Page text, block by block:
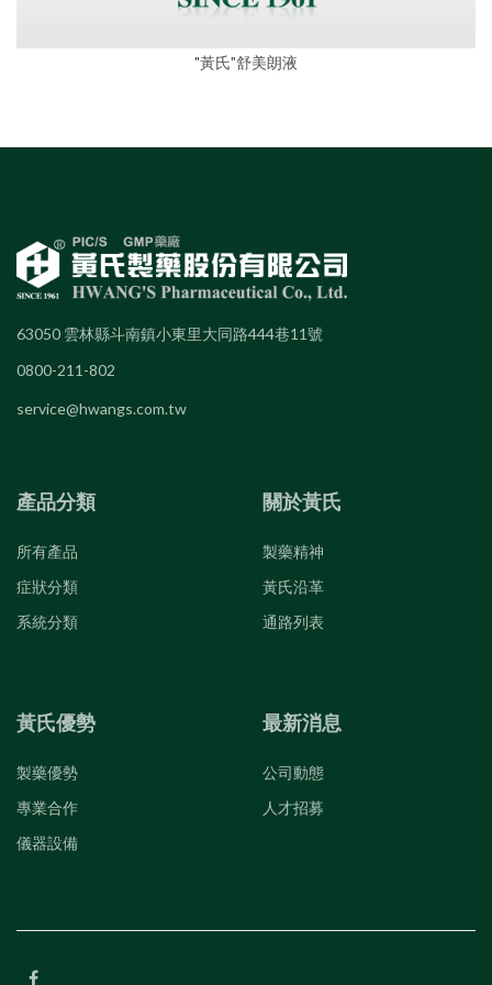
"黃氏"舒美朗液
63050 雲林縣斗南鎮小東里大同路444巷11號
0800-211-802
service@hwangs.com.tw
產品分類
所有產品
症狀分類
系統分類
關於黃氏
製藥精神
黃氏沿革
通路列表
黃氏優勢
製藥優勢
專業合作
儀器設備
最新消息
公司動態
人才招募